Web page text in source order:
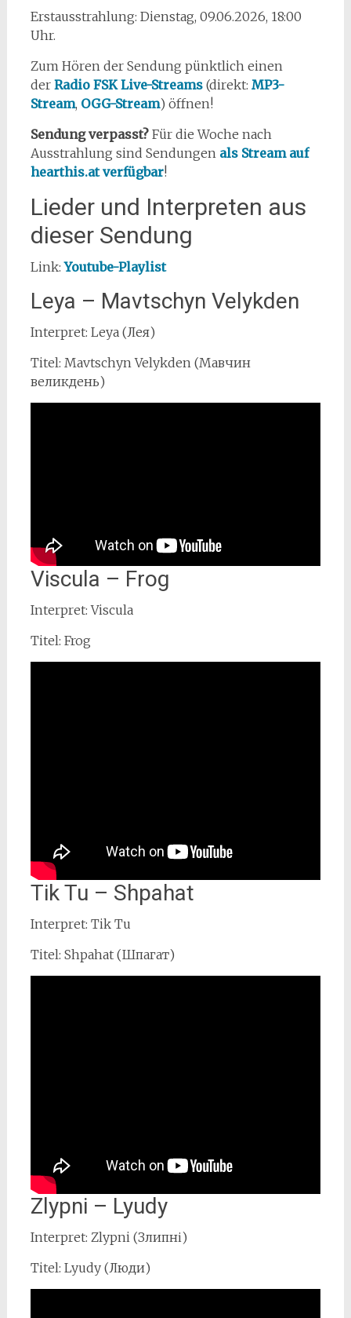
Erstausstrahlung: Dienstag, 09.06.2026, 18:00
Uhr.
Zum Hören der Sendung pünktlich einen
der Radio FSK Live-Streams(direkt: MP3-
Stream, OGG-Stream) öffnen!
Sendung verpasst?Für die Woche nach
Ausstrahlung sind Sendungen als Stream auf
hearthis.at verfügbar!
Lieder und Interpreten aus
dieser Sendung
Link:Youtube-Playlist
Leya – Mavtschyn Velykden
Interpret: Leya (Лея)
Titel: Mavtschyn Velykden (Мавчин
великдень)
Viscula – Frog
Interpret: Viscula
Titel: Frog
Tik Tu – Shpahat
Interpret: Tik Tu
Titel: Shpahat (Шпагат)
Zlypni – Lyudy
Interpret: Zlypni (Злипні)
Titel: Lyudy (Люди)